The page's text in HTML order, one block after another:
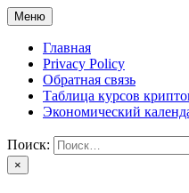
Перейти
к
содержимому
Меню
Главная
Privacy Policy
Обратная связь
Таблица курсов
Экономический
Поиск:
×